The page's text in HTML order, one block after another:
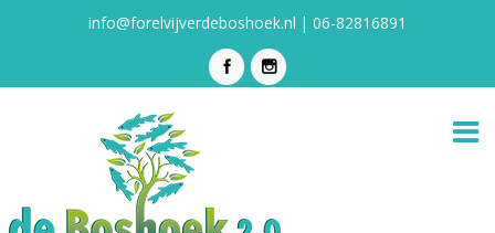
info@forelvijverdeboshoek.nl | 06-82816891